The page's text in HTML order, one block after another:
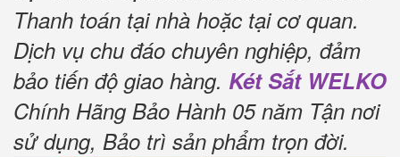
Thanh toán tại nhà hoặc tại cơ quan.
Dịch vụ chu đáo chuyên nghiệp, đảm
bảo tiến độ giao hàng. Két Sắt WELKO
Chính Hãng Bảo Hành 05 năm Tận nơi
sử dụng, Bảo trì sản phẩm trọn đời.